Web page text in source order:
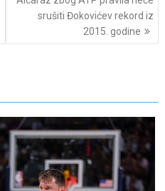
srušiti Đokovićev rekord iz
2015. godine